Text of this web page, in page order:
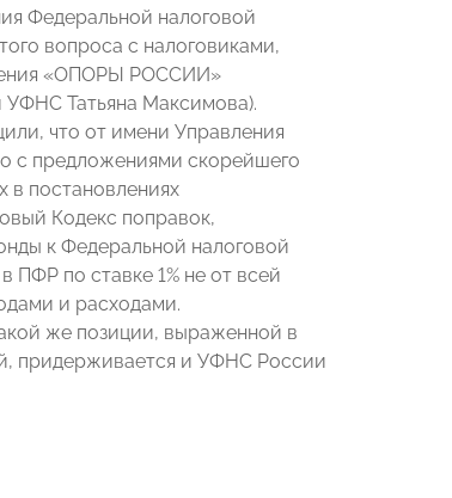
Федеральной налоговой
вопроса с налоговиками,
«ОПОРЫ РОССИИ»
УФНС Татьяна Максимова).
что от имени Управления
с предложениями скорейшего
постановлениях
Кодекс поправок,
к Федеральной налоговой
ПФР по ставке 1% не от всей
и расходами.
же позиции, выраженной в
придерживается и УФНС России